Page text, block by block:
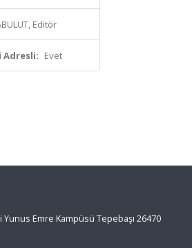
Editör
Adresli: Evet
Emre Kampüsü Tepebaşı 26470